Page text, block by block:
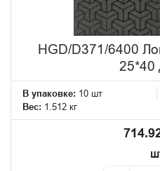
HGD/D371/6400
25*40
В упаковке: 10 шт
Вес: 1.512 кг